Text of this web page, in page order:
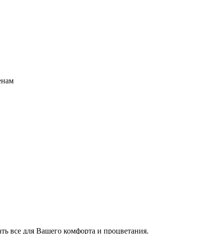
все для Вашего комфорта и процветания.